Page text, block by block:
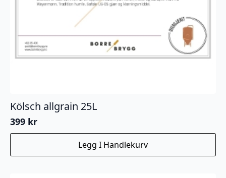
Kölsch allgrain 25L
399 kr
Legg I Handlekurv